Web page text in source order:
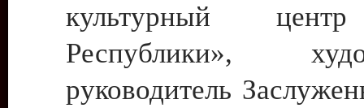
культурный
Республики»,
руководитель